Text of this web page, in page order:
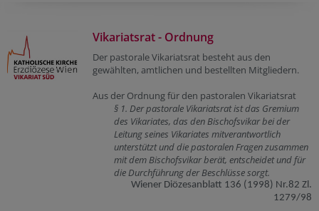
Vikariatsrat - Ordnung
Der pastorale Vikariatsrat besteht aus den
gewählten, amtlichen und bestellten Mitgliedern.
Aus der Ordnung für den pastoralen Vikariatsrat
§ 1. Der pastorale Vikariatsrat ist das Gremium
des Vikariates, das den Bischofsvikar bei der
Leitung seines Vikariates mitverantwortlich
unterstützt und die pastoralen Fragen zusammen
mit dem Bischofsvikar berät, entscheidet und für
die Durchführung der Beschlüsse sorgt.
Wiener Diözesanblatt 136 (1998) Nr.82 Zl.
1279/98